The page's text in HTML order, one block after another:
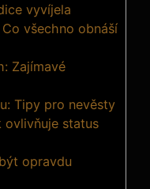
vyvíjela
všechno obnáší
Zajímavé
Tipy pro nevěsty
ovlivňuje status
opravdu